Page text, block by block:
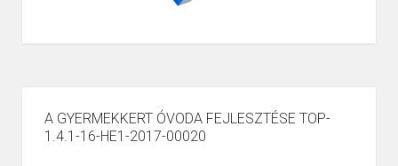
A GYERMEKKERT ÓVODA FEJLESZTÉSE TOP-
1.4.1-16-HE1-2017-00020